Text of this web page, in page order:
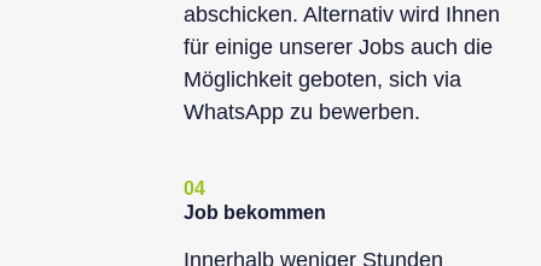
abschicken. Alternativ wird Ihnen
für einige unserer Jobs auch die
Möglichkeit geboten, sich via
WhatsApp zu bewerben.
04
Job bekommen
Innerhalb weniger Stunden